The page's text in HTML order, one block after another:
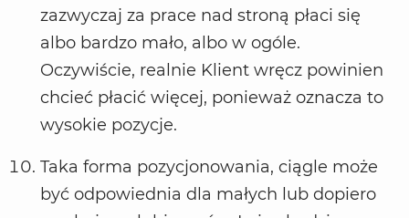
zazwyczaj za prace nad stroną płaci się
albo bardzo mało, albo w ogóle.
Oczywiście, realnie Klient wręcz powinien
chcieć płacić więcej, ponieważ oznacza to
wysokie pozycje.
Taka forma pozycjonowania, ciągle może
być odpowiednia dla małych lub dopiero